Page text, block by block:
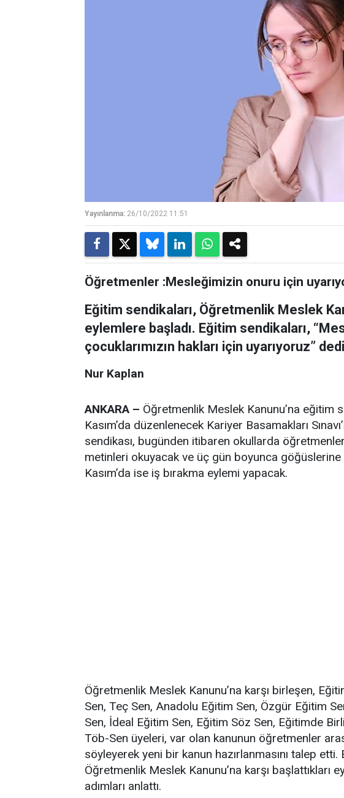
Yayınlanma: 26/10/2022 11:51
Öğretmenler :Mesleğimizin onuru için
Eğitim sendikaları, Öğretmenlik Meslek
eylemlere başladı. Eğitim sendikaları,
çocuklarımızın hakları için uyarıyoruz”
Nur Kaplan
ANKARA – Öğretmenlik Meslek Kanunu’na eğitim
Kasım’da düzenlenecek Kariyer Basamakları
sendikası, bugünden itibaren okullarda
metinleri okuyacak ve üç gün boyunca
Kasım’da ise iş bırakma eylemi yapacak.
Öğretmenlik Meslek Kanunu’na karşı birleşen,
Sen, Teç Sen, Anadolu Eğitim Sen, Özgür Eğitim
Sen, İdeal Eğitim Sen, Eğitim Söz Sen, Eğitimde
Töb-Sen üyeleri, var olan kanunun öğretmenler
söyleyerek yeni bir kanun hazırlanmasını talep
Öğretmenlik Meslek Kanunu’na karşı başlattıkları
adımları anlattı.